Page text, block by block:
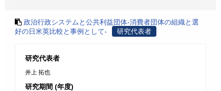
政治行政システムと公共利益団体-消費者団体の組織と選
好の日米英比較と事例として-
研究代表者
研究代表者
井上 拓也
研究期間 (年度)